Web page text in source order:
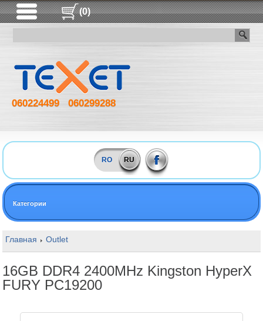
(0)
060224499 060299288
RO RU
Категории
Главная Outlet
16GB DDR4 2400MHz Kingston HyperX
FURY PC19200